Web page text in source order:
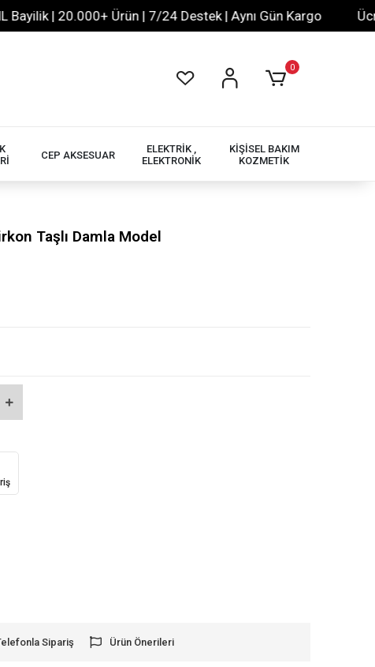
| 20.000+ Ürün | 7/24 Destek | Aynı Gün Kargo
0
CEP AKSESUAR
ELEKTRİK ,
ELEKTRONİK
KİŞİSEL BAKIM
KOZMETİK
Taşlı Damla Model
Sipariş Ürün Önerileri